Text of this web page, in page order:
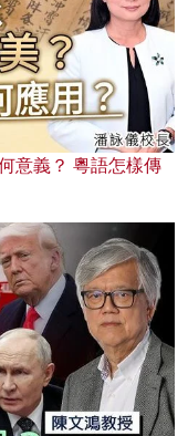
意義？ 粵語怎樣傳